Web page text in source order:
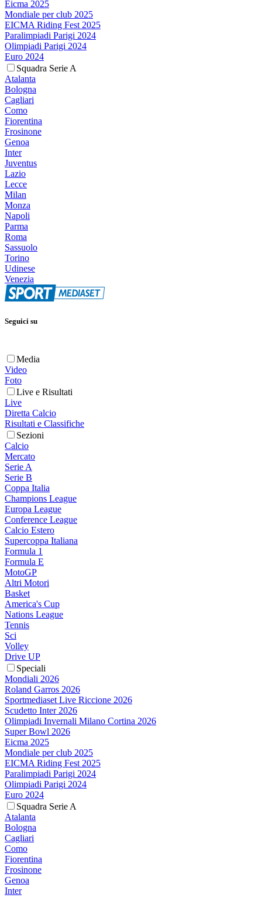
Eicma 2025
Mondiale per club 2025
EICMA Riding Fest 2025
Paralimpiadi Parigi 2024
Olimpiadi Parigi 2024
Euro 2024
Squadra Serie A
Atalanta
Bologna
Cagliari
Como
Fiorentina
Frosinone
Genoa
Inter
Juventus
Lazio
Lecce
Milan
Monza
Napoli
Parma
Roma
Sassuolo
Torino
Udinese
Venezia
Seguici su
Media
Video
Foto
Live e Risultati
Live
Diretta Calcio
Risultati e Classifiche
Sezioni
Calcio
Mercato
Serie A
Serie B
Coppa Italia
Champions League
Europa League
Conference League
Calcio Estero
Supercoppa Italiana
Formula 1
Formula E
MotoGP
Altri Motori
Basket
America's Cup
Nations League
Tennis
Sci
Volley
Drive UP
Speciali
Mondiali 2026
Roland Garros 2026
Sportmediaset Live Riccione 2026
Scudetto Inter 2026
Olimpiadi Invernali Milano Cortina 2026
Super Bowl 2026
Eicma 2025
Mondiale per club 2025
EICMA Riding Fest 2025
Paralimpiadi Parigi 2024
Olimpiadi Parigi 2024
Euro 2024
Squadra Serie A
Atalanta
Bologna
Cagliari
Como
Fiorentina
Frosinone
Genoa
Inter